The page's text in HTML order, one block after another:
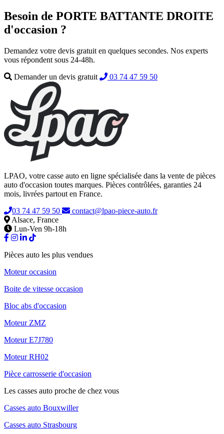
Besoin de PORTE BATTANTE DROITE
d'occasion ?
Demandez votre devis gratuit en quelques secondes. Nos experts
vous répondent sous 24-48h.
Demander un devis gratuit
03 74 47 59 50
LPAO, votre casse auto en ligne spécialisée dans la vente de pièces
auto d'occasion toutes marques. Pièces contrôlées, garanties 24
mois, livrées partout en France.
03 74 47 59 50
contact@lpao-piece-auto.fr
Alsace, France
Lun-Ven 9h-18h
Pièces auto les plus vendues
Moteur occasion
Boite de vitesse occasion
Bloc abs d'occasion
Moteur ZMZ
Moteur E7J780
Moteur RH02
Pièce carrosserie d'occasion
Les casses auto proche de chez vous
Casses auto Bouxwiller
Casses auto Strasbourg